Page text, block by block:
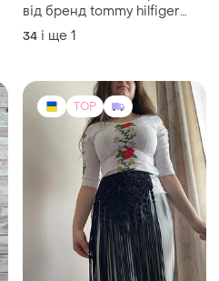
750 грн 11
Припинда, етно пояс
One size
TOP